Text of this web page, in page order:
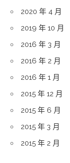
2020 年 4 月
2019 年 10 月
2016 年 3 月
2016 年 2 月
2016 年 1 月
2015 年 12 月
2015 年 6 月
2015 年 3 月
2015 年 2 月